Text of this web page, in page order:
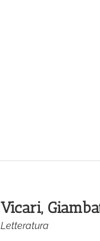
Vicari,
Letteratura